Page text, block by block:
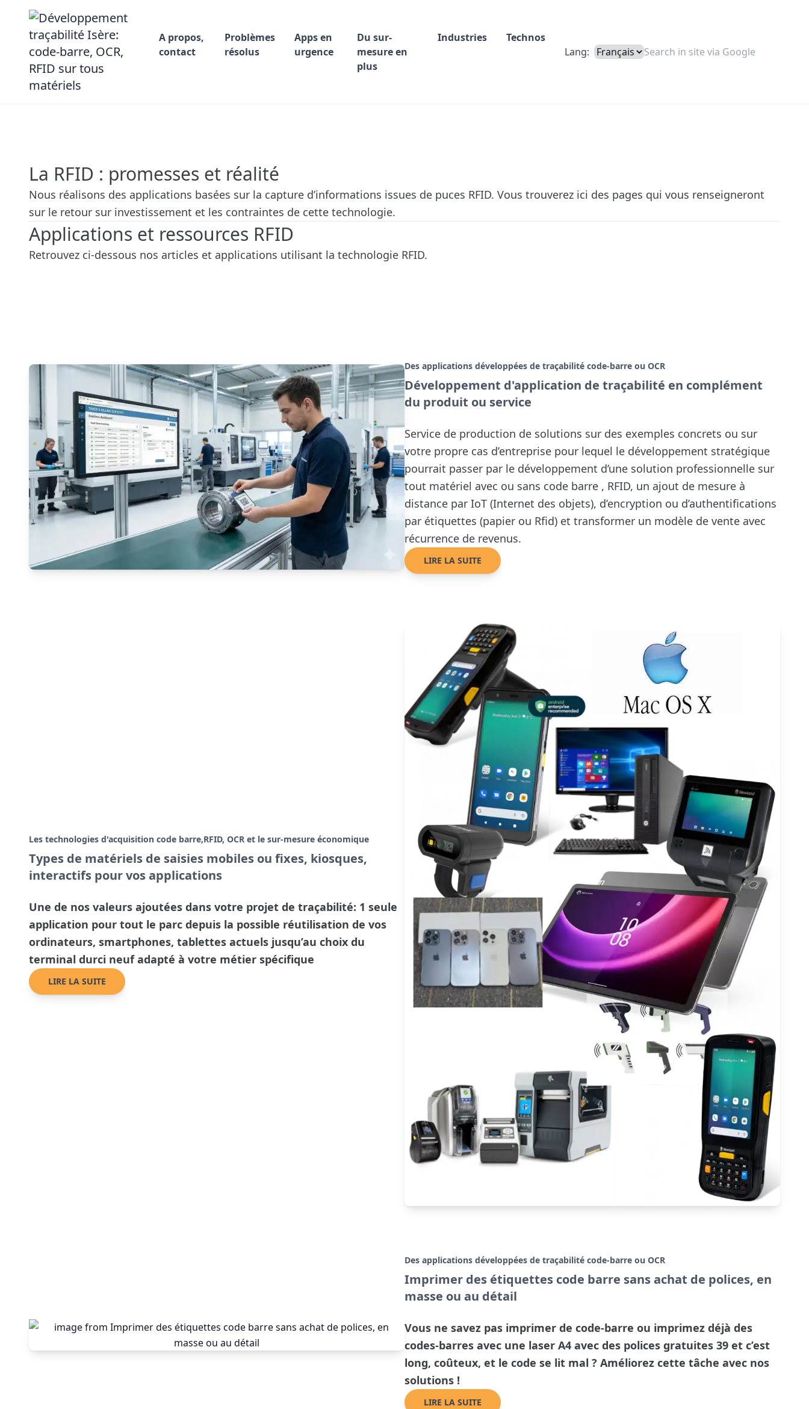
A propos,
contact
Problèmes
résolus
Apps en
urgence
Du sur-
mesure en
plus
Industries
Technos
Lang:
La RFID : promesses et réalité
Nous réalisons des applications basées sur la capture d’informations issues de puces RFID. Vous trouverez ici des pages qui vous renseigneront
sur le retour sur investissement et les contraintes de cette technologie.
Applications et ressources RFID
Retrouvez ci-dessous nos articles et applications utilisant la technologie RFID.
Des applications développées de traçabilité code-barre ou OCR
Développement d'application de traçabilité en complément
du produit ou service
Service de production de solutions sur des exemples concrets ou sur
votre propre cas d’entreprise pour lequel le développement stratégique
pourrait passer par le développement d’une solution professionnelle sur
tout matériel avec ou sans code barre , RFID, un ajout de mesure à
distance par IoT (Internet des objets), d’encryption ou d’authentifications
par étiquettes (papier ou Rfid) et transformer un modèle de vente avec
récurrence de revenus.
LIRE LA SUITE
Les technologies d'acquisition code barre,RFID, OCR et le sur-mesure économique
Types de matériels de saisies mobiles ou fixes, kiosques,
interactifs pour vos applications
Une de nos valeurs ajoutées dans votre projet de traçabilité: 1 seule
application pour tout le parc depuis la possible réutilisation de vos
ordinateurs, smartphones, tablettes actuels jusqu’au choix du
terminal durci neuf adapté à votre métier spécifique
LIRE LA SUITE
Des applications développées de traçabilité code-barre ou OCR
Imprimer des étiquettes code barre sans achat de polices, en
masse ou au détail
Vous ne savez pas imprimer de code-barre ou imprimez déjà des
codes-barres avec une laser A4 avec des polices gratuites 39 et c’est
long, coûteux, et le code se lit mal ? Améliorez cette tâche avec nos
solutions !
LIRE LA SUITE